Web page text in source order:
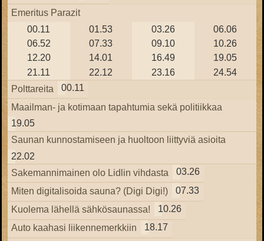
Emeritus Parazit
00.11
01.53 03.26
06.06
06.52
07.33 09.10
10.26
12.20
14.01 16.49
19.05
21.11
22.12 23.16
24.54
Polttareita
00.11
Maailman- ja kotimaan tapahtumia sekä politiikkaa
19.05
Saunan kunnostamiseen ja huoltoon liittyviä asioita
22.02
Sakemannimainen olo Lidlin vihdasta
03.26
Miten digitalisoida sauna? (Digi Digi!)
07.33
Kuolema lähellä sähkösaunassa!
10.26
Auto kaahasi liikennemerkkiin
18.17